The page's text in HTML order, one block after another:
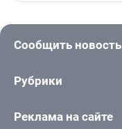
Сообщить новость
Рубрики
Реклама на сайте